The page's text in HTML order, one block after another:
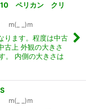
ペリカン クリ
m(_ _)m
ります。程度は中古
古上 外観の大きさ
。 内側の大きさは
m(_ _)m